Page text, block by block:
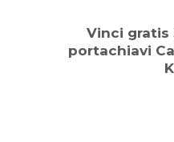
Vinci gratis
portachiavi